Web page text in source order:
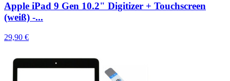
Apple iPad 9 Gen 10.2" Digitizer + Touchscreen
(weiß) -...
29,90 €